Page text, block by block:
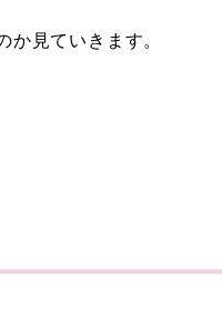
見ていきます。